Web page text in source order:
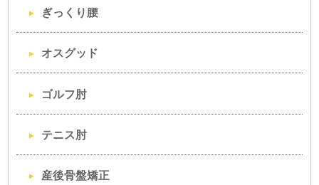
ぎっくり腰
オスグッド
ゴルフ肘
テニス肘
産後骨盤矯正